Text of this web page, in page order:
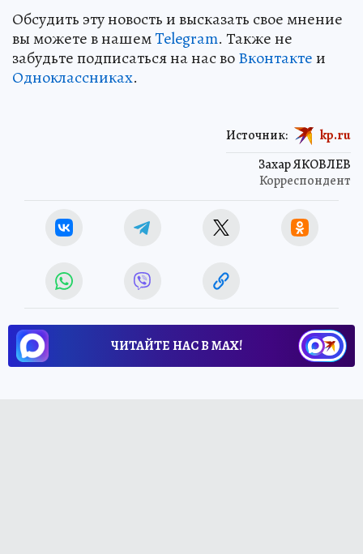
Обсудить эту новость и высказать свое мнение
вы можете в нашемTelegram. Также не
забудьте подписаться на нас воВконтактеи
Одноклассниках.
Захар ЯКОВЛЕВ
Корреспондент
Источник: kp.ru
ЧИТАЙТЕ НАС В МАХ!